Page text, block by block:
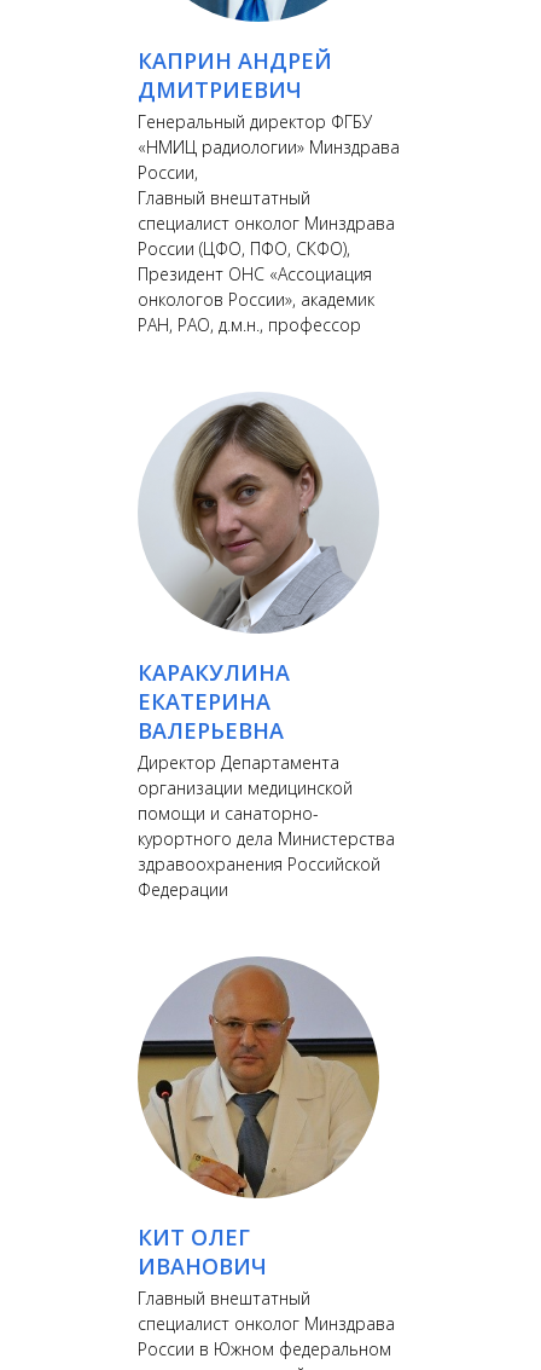
КАПРИН АНДРЕЙ
ДМИТРИЕВИЧ
Генеральный директор ФГБУ
«НМИЦ радиологии» Минздрава
России,
Главный внештатный
специалист онколог Минздрава
России (ЦФО, ПФО, СКФО),
Президент ОНС «Ассоциация
онкологов России», академик
РАН, РАО, д.м.н., профессор
КАРАКУЛИНА
ЕКАТЕРИНА
ВАЛЕРЬЕВНА
Директор Департамента
организации медицинской
помощи и санаторно-
курортного дела Министерства
здравоохранения Российской
Федерации
КИТ ОЛЕГ
ИВАНОВИЧ
Главный внештатный
специалист онколог Минздрава
России в Южном федеральном